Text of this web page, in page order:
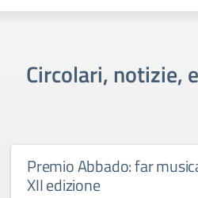
Circolari, notizie,
Premio Abbado: far
XII edizione